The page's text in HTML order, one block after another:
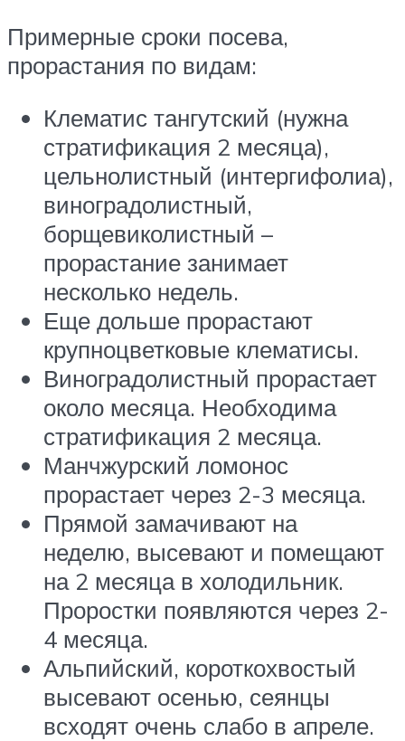
Примерные сроки посева,
прорастания по видам:
Клематис тангутский (нужна
стратификация 2 месяца),
цельнолистный (интергифолиа),
виноградолистный,
борщевиколистный –
прорастание занимает
несколько недель.
Еще дольше прорастают
крупноцветковые клематисы.
Виноградолистный прорастает
около месяца. Необходима
стратификация 2 месяца.
Манчжурский ломонос
прорастает через 2-3 месяца.
Прямой замачивают на
неделю, высевают и помещают
на 2 месяца в холодильник.
Проростки появляются через 2-
4 месяца.
Альпийский, короткохвостый
высевают осенью, сеянцы
всходят очень слабо в апреле.